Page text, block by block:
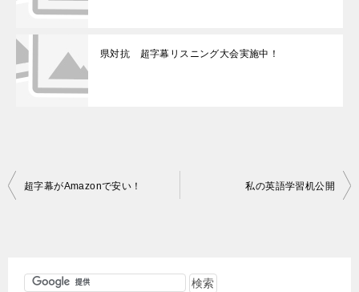
県対抗 超字幕リスニング大会実施中！
投
超字幕がAmazonで安い！ 私の英語学習机公開